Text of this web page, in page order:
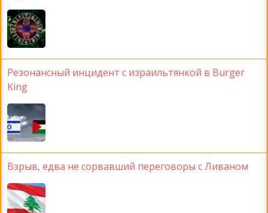
Резонансный инцидент с израильтянкой в Burger
King
Взрыв, едва не сорвавший переговоры с Ливаном